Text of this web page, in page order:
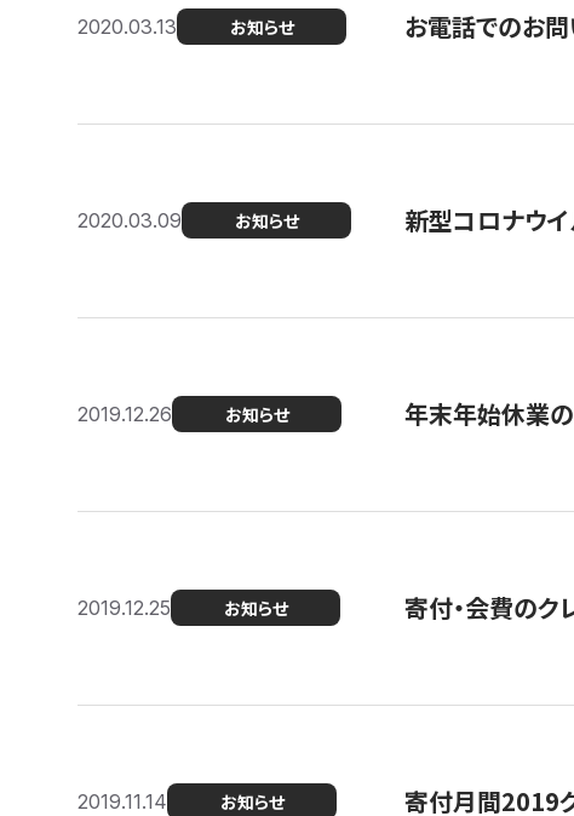
2020.03.13 お知らせ お電話でのお
2020.03.09 お知らせ 新型コロナウ
2019.12.26 お知らせ 年末年始休業
2019.12.25 お知らせ 寄付・会費のク
2019.11.14 お知らせ 寄付月間2019